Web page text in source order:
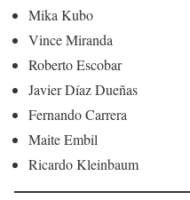
Mika Kubo
Vince Miranda
Roberto Escobar
Javier Díaz Dueñas
Fernando Carrera
Maite Embil
Ricardo Kleinbaum